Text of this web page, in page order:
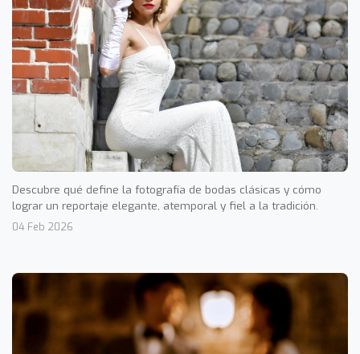
Descubre qué define la fotografía de bodas clásicas y cómo
lograr un reportaje elegante, atemporal y fiel a la tradición.
04 Feb 2026